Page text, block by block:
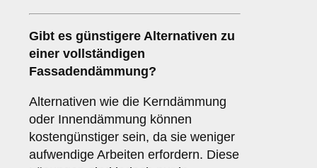
Gibt es günstigere Alternativen zu
einer vollständigen
Fassadendämmung?
Alternativen wie die Kerndämmung
oder Innendämmung können
kostengünstiger sein, da sie weniger
aufwendige Arbeiten erfordern. Diese